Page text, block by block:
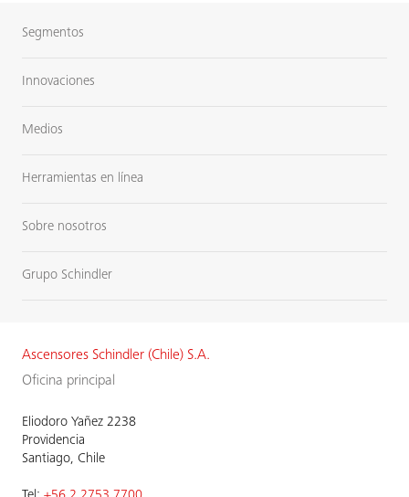
Segmentos
Innovaciones
Medios
Herramientas en línea
Sobre nosotros
Grupo Schindler
Ascensores Schindler (Chile) S.A.
Oficina principal
Eliodoro Yañez 2238
Providencia
Santiago, Chile